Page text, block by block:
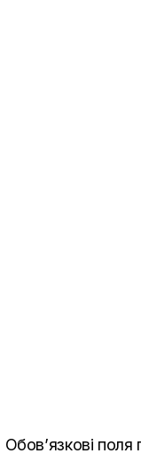
Обов’язкові поля